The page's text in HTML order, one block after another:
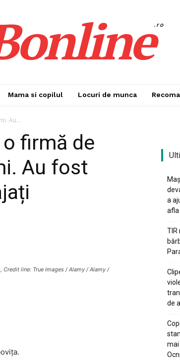
.ro
Mama si copilul Locuri de munca
Au...
firmă de
Au fost
Credit line: True Images / Alamy / Alamy /
a
afla
TIR
de
mai